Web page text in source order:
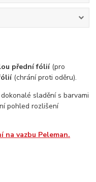
přední fólií (pro
(chrání proti oděru).
sladění s barvami
pohled rozlišení
na vazbu Peleman.